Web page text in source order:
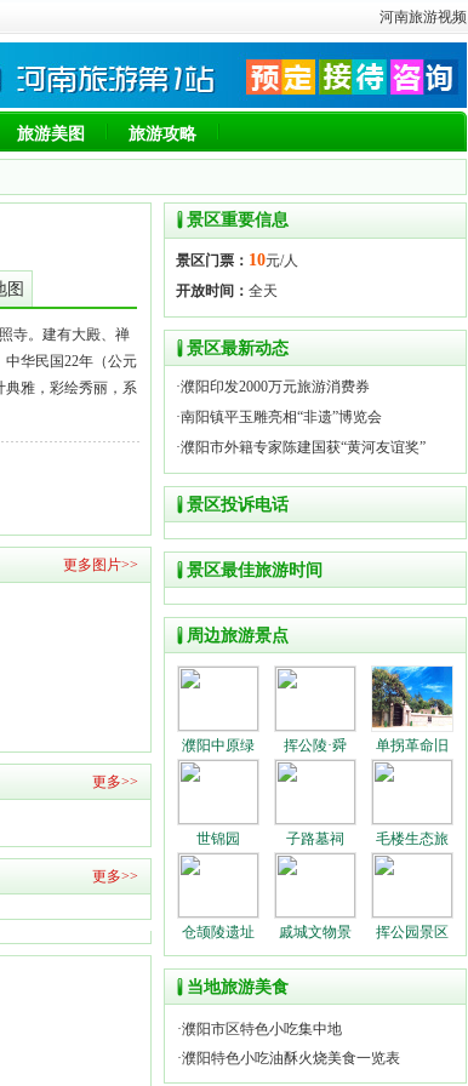
河南旅游视频
旅游美图 旅游攻略
图
寺。建有大殿、禅
华民国22年（公元
典雅，彩绘秀丽，系
更多图片>>
更多>>
更多>>
景区重要信息
景区门票： 10元/人
开放时间： 全天
景区最新动态
·濮阳印发2000万元旅游消费券
·南阳镇平玉雕亮相“非遗”博览会
·濮阳市外籍专家陈建国获“黄河友谊奖”
景区投诉电话
景区最佳旅游时间
周边旅游景点
濮阳中原绿 挥公陵·舜 单拐革命旧
世锦园 子路墓祠 毛楼生态旅
仓颉陵遗址 戚城文物景 挥公园景区
当地旅游美食
·濮阳市区特色小吃集中地
·濮阳特色小吃油酥火烧美食一览表